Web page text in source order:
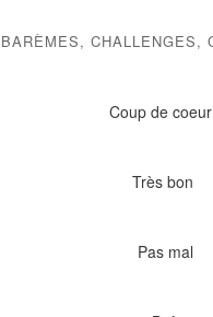
BARÈMES, CHALLENGES,
Coup de
Très bon
Pas mal